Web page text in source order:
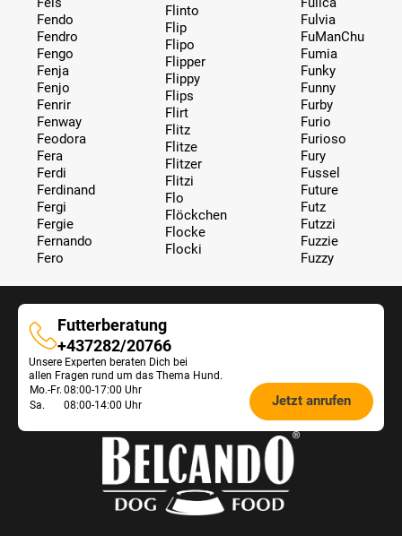
Fendo
Fendro
Fengo
Fenja
Fenjo
Fenrir
Fenway
Feodora
Fera
Ferdi
Ferdinand
Fergi
Fergie
Fernando
Fero
Flinto
Flip
Flipo
Flipper
Flippy
Flips
Flirt
Flitz
Flitze
Flitzer
Flitzi
Flo
Flöckchen
Flocke
Flocki
Fulvia
FuManChu
Fumia
Funky
Funny
Furby
Furio
Furioso
Fury
Fussel
Future
Futz
Futzzi
Fuzzie
Fuzzy
Futterberatung
Futterberatung
+437282/20766
Unsere Experten beraten Dich bei
allen Fragen rund um das Thema Hund.
Öffnungszeiten
Mo.-Fr. 08:00-17:00 Uhr
Sa.
08:00-14:00 Uhr Jetzt anrufen